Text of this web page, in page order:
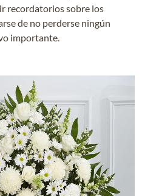
recordatorios sobre los
de no perderse ningún
importante.